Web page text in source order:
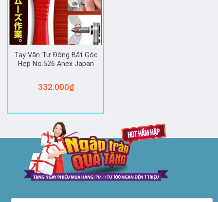
Tay Vặn Tự Động Bắt Góc
Hẹp No.526 Anex Japan
332.000₫